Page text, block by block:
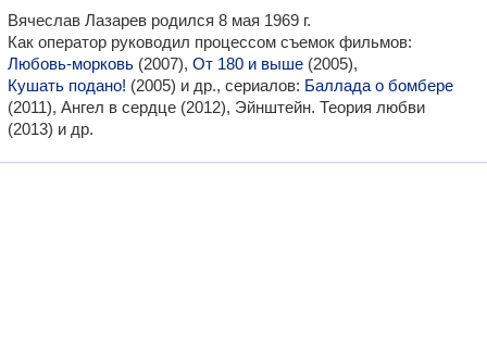
Вячеслав Лазарев родился 8 мая 1969 г.
Как оператор руководил процессом съемок фильмов:
Любовь-морковь (2007), От 180 и выше (2005),
Кушать подано! (2005) и др., сериалов: Баллада о бомбере
(2011), Ангел в сердце (2012), Эйнштейн. Теория любви
(2013) и др.